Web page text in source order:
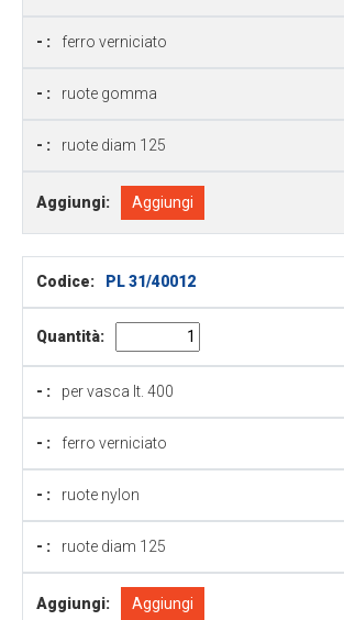
- : ferro verniciato
- : ruote gomma
- : ruote diam 125
Aggiungi: Aggiungi
Codice: PL 31/40012
Quantità:
- : per vasca lt. 400
- : ferro verniciato
- : ruote nylon
- : ruote diam 125
Aggiungi: Aggiungi